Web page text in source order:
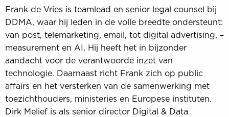
Frank de Vries is teamlead en senior legal counsel bij
DDMA, waar hij leden in de volle breedte ondersteunt:
van post, telemarketing, email, tot digital advertising, –
measurement en AI. Hij heeft het in bijzonder
aandacht voor de verantwoorde inzet van
technologie. Daarnaast richt Frank zich op public
affairs en het versterken van de samenwerking met
toezichthouders, ministeries en Europese instituten.
Dirk Melief is als senior director Digital & Data